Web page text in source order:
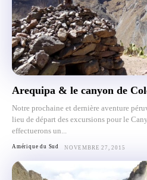
Arequipa & le canyon de
Notre prochaine et dernière aventure
lieu de départ des excursions pour le
effectuerons un...
Amérique du Sud NOVEMBRE 27, 2015